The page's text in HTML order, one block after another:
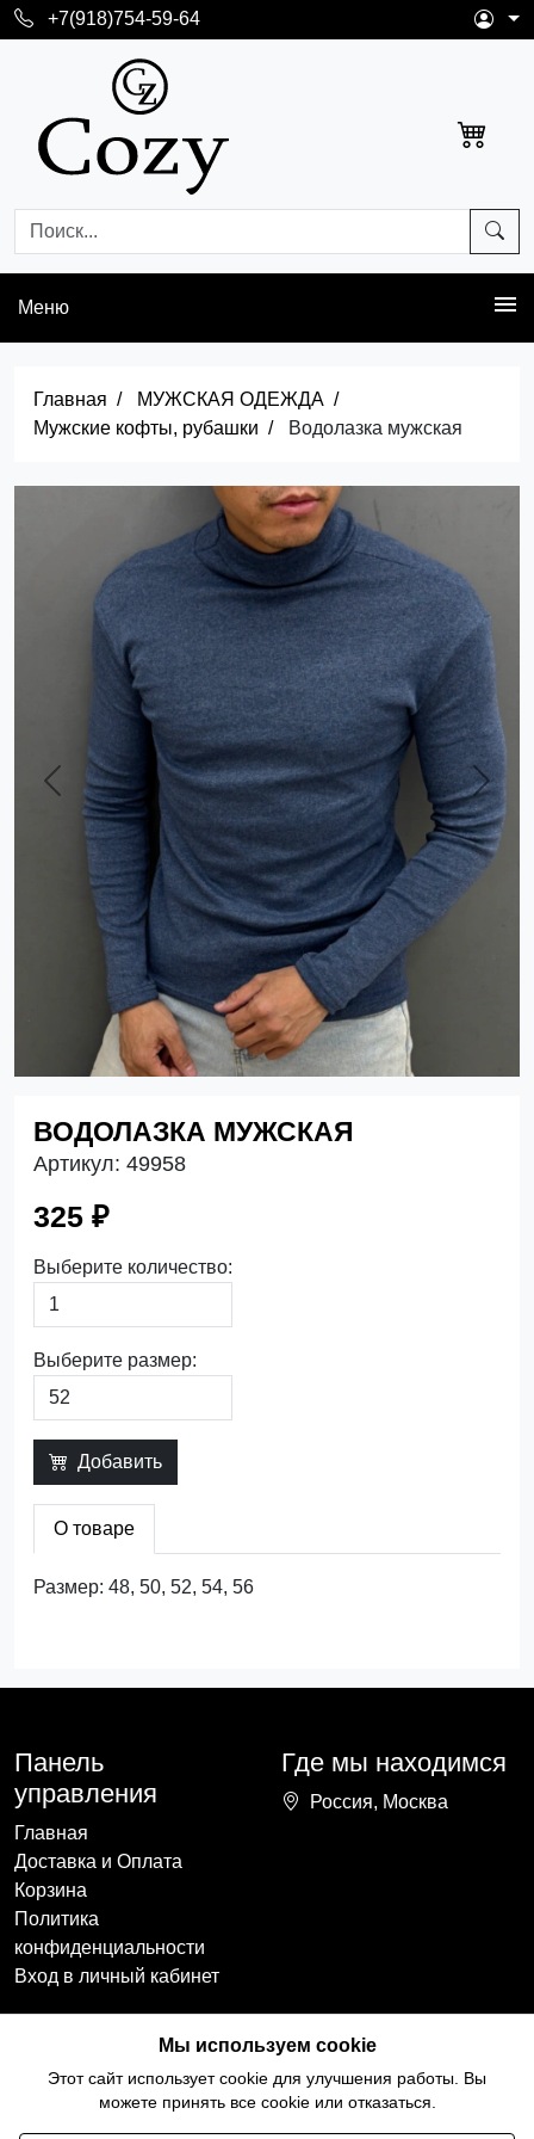
+7(918)754-59-64
Меню
Главная
МУЖСКАЯ ОДЕЖДА
Мужские кофты, рубашки
Водолазка мужская
Previous Next
ВОДОЛАЗКА МУЖСКАЯ
Артикул: 49958
325 ₽
Выберите количество:
Выберите размер:
Добавить
О товаре
Размер: 48, 50, 52, 54, 56
Панель
управления
Главная
Доставка и Оплата
Корзина
Политика
конфиденциальности
Вход в личный кабинет
Где мы находимся
Россия, Москва
Наши контакты
ccozy@yandex.ru
Мы в социальных
сетях
Мы используем cookie
Этот сайт использует cookie для улучшения работы. Вы
можете принять все cookie или отказаться.